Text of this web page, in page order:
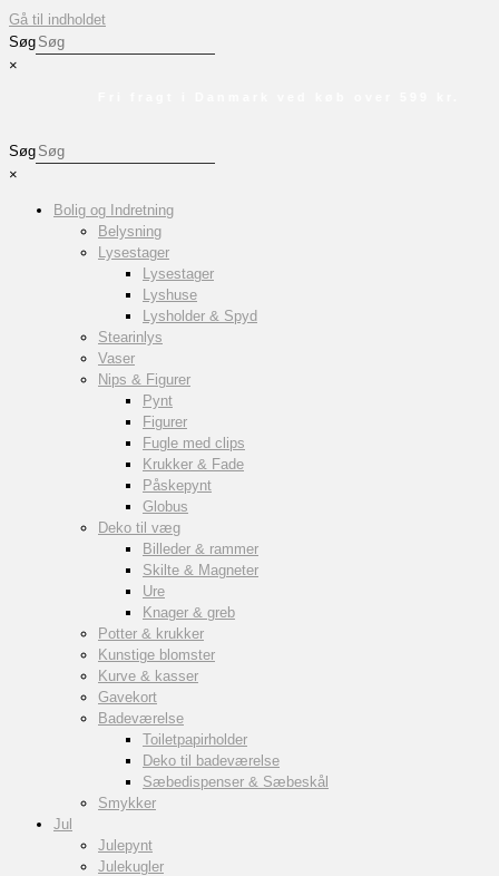
Gå til indholdet
Søg
×
Søg
×
Bolig og Indretning
Belysning
Lysestager
Lysestager
Lyshuse
Lysholder & Spyd
Stearinlys
Vaser
Nips & Figurer
Pynt
Figurer
Fugle med clips
Krukker & Fade
Påskepynt
Globus
Deko til væg
Billeder & rammer
Skilte & Magneter
Ure
Knager & greb
Potter & krukker
Kunstige blomster
Kurve & kasser
Gavekort
Badeværelse
Toiletpapirholder
Deko til badeværelse
Sæbedispenser & Sæbeskål
Smykker
Jul
Julepynt
Julekugler